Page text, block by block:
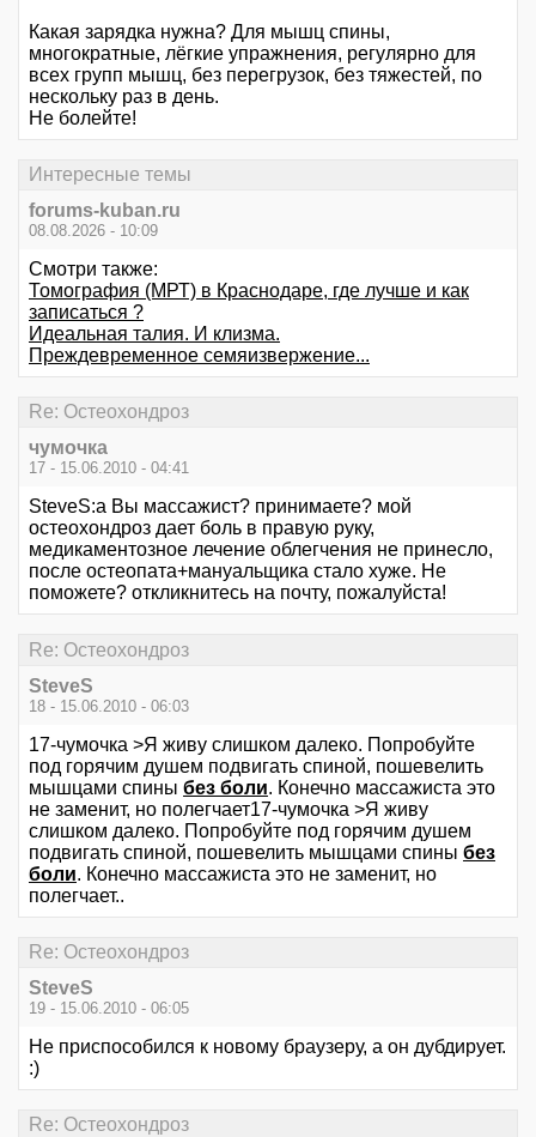
Какая зарядка нужна? Для мышц спины,
многократные, лёгкие упражнения, регулярно для
всех групп мышц, без перегрузок, без тяжестей, по
нескольку раз в день.
Не болейте!
Интересные темы
forums-kuban.ru
08.08.2026 - 10:09
Смотри также:
Томография (МРТ) в Краснодаре, где лучше и как
записаться ?
Идеальная талия. И клизма.
Преждевременное семяизвержение...
Re: Остеохондроз
чумочка
17 - 15.06.2010 - 04:41
SteveS:а Вы массажист? принимаете? мой
остеохондроз дает боль в правую руку,
медикаментозное лечение облегчения не принесло,
после остеопата+мануальщика стало хуже. Не
поможете? откликнитесь на почту, пожалуйста!
Re: Остеохондроз
SteveS
18 - 15.06.2010 - 06:03
17-чумочка >Я живу слишком далеко. Попробуйте
под горячим душем подвигать спиной, пошевелить
мышцами спины без боли. Конечно массажиста это
не заменит, но полегчает17-чумочка >Я живу
слишком далеко. Попробуйте под горячим душем
подвигать спиной, пошевелить мышцами спины без
боли. Конечно массажиста это не заменит, но
полегчает..
Re: Остеохондроз
SteveS
19 - 15.06.2010 - 06:05
Не приспособился к новому браузеру, а он дубдирует.
:)
Re: Остеохондроз